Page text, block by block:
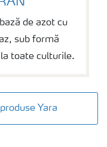
de azot cu
sub formă
toate culturile.
Yara